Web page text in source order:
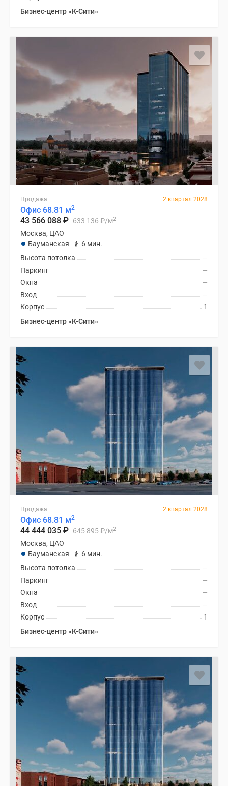
Бизнес-центр «К-Сити»
Продажа 2 квартал 2028
Офис 68.81 м2
43 566 088 ₽ 633 136 ₽/м2
Москва, ЦАО
Бауманская
6 мин.
—
Высота потолка
—
Паркинг
—
Окна
—
Вход
1
Корпус
Бизнес-центр «К-Сити»
Продажа 2 квартал 2028
Офис 68.81 м2
44 444 035 ₽ 645 895₽/м2
Москва, ЦАО
Бауманская
6 мин.
—
Высота потолка
—
Паркинг
—
Окна
—
Вход
1
Корпус
Бизнес-центр «К-Сити»